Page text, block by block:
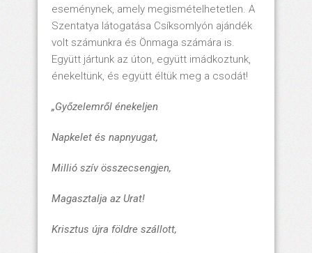
eseménynek, amely megismételhetetlen. A
Szentatya látogatása Csíksomlyón ajándék
volt számunkra és Önmaga számára is.
Együtt jártunk az úton, együtt imádkoztunk,
énekeltünk, és együtt éltük meg a csodát!
„Győzelemről énekeljen
Napkelet és napnyugat,
Millió szív összecsengjen,
Magasztalja az Urat!
Krisztus újra földre szállott,